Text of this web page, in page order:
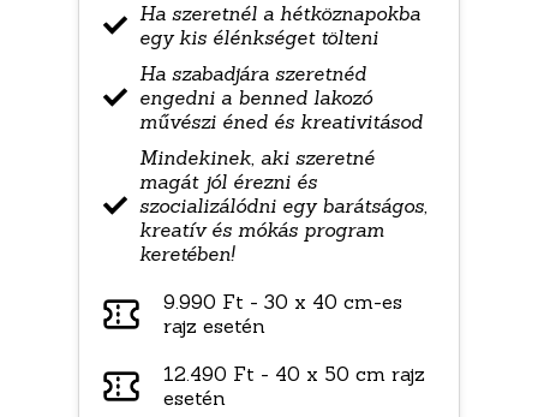
Ha szeretnél a hétköznapokba
egy kis élénkséget tölteni
Ha szabadjára szeretnéd
engedni a benned lakozó
művészi éned és kreativitásod
Mindekinek, aki szeretné
magát jól érezni és
szocializálódni egy barátságos,
kreatív és mókás program
keretében!
9.990 Ft - 30 x 40 cm-es
rajz esetén
12.490 Ft - 40 x 50 cm rajz
esetén